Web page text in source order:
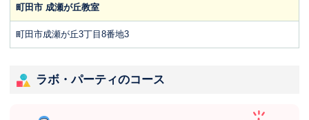
町田市 成瀬が丘教室
町田市成瀬が丘3丁目8番地3
ラボ・パーティのコース